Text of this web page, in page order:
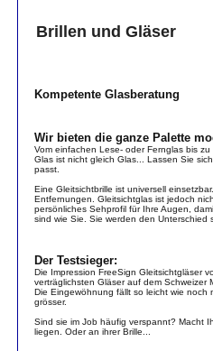
Brillen und Gläser
Kompetente Glasberatung
Wir bieten die ganze Palette
Vom einfachen Lese- oder Fernglas bis
Glas ist nicht gleich Glas... Lassen Sie
passt.
Eine Gleitsichtbrille ist universell
Entfernungen. Gleitsichtglas ist jedoch
persönliches Sehprofil für Ihre Augen,
sind wie Sie. Sie werden den Unterschied
Der Testsieger:
Die Impression FreeSign Gleitsichtgläser
verträglichsten Gläser auf dem Schweizer
Die Eingewöhnung fällt so leicht wie
grösser.
Sind sie im Job häufig verspannt? Macht
liegen. Oder an ihrer Brille...